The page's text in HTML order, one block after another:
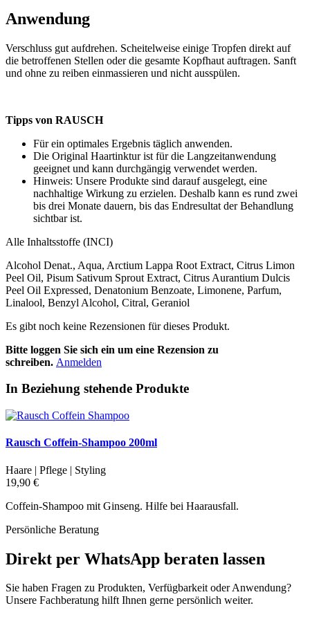
Anwendung
Verschluss gut aufdrehen. Scheitelweise einige Tropfen direkt auf
die betroffenen Stellen oder die gesamte Kopfhaut auftragen. Sanft
und ohne zu reiben einmassieren und nicht ausspülen.
Tipps von RAUSCH
Für ein optimales Ergebnis täglich anwenden.
Die Original Haartinktur ist für die Langzeitanwendung
geeignet und kann durchgängig verwendet werden.
Hinweis: Unsere Produkte sind darauf ausgelegt, eine
nachhaltige Wirkung zu erzielen. Deshalb kann es rund zwei
bis drei Monate dauern, bis das Endresultat der Behandlung
sichtbar ist.
Alle Inhaltsstoffe (INCI)
Alcohol Denat., Aqua, Arctium Lappa Root Extract, Citrus Limon
Peel Oil, Pisum Sativum Sprout Extract, Citrus Aurantium Dulcis
Peel Oil Expressed, Denatonium Benzoate, Limonene, Parfum,
Linalool, Benzyl Alcohol, Citral, Geraniol
Es gibt noch keine Rezensionen für dieses Produkt.
Bitte loggen Sie sich ein um eine Rezension zu
schreiben. Anmelden
In Beziehung stehende Produkte
Rausch Coffein-Shampoo 200ml
Haare | Pflege | Styling
19,90 €
Coffein-Shampoo mit Ginseng. Hilfe bei Haarausfall.
Persönliche Beratung
Direkt per WhatsApp beraten lassen
Sie haben Fragen zu Produkten, Verfügbarkeit oder Anwendung?
Unsere Fachberatung hilft Ihnen gerne persönlich weiter.